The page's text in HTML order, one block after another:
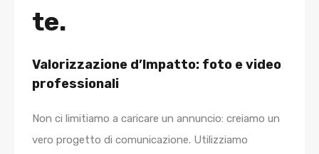
te.
Valorizzazione d’Impatto: foto e video
professionali
Non ci limitiamo a caricare un annuncio: creiamo un
vero progetto di comunicazione. Utilizziamo